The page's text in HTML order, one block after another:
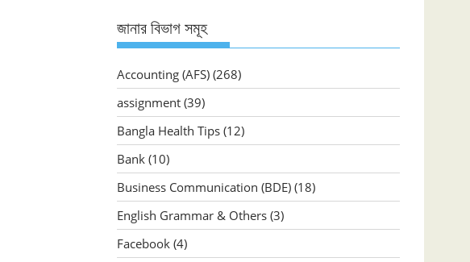
জানার বিভাগ সমূহ
Accounting (AFS) (268)
assignment (39)
Bangla Health Tips (12)
Bank (10)
Business Communication (BDE) (18)
English Grammar & Others (3)
Facebook (4)